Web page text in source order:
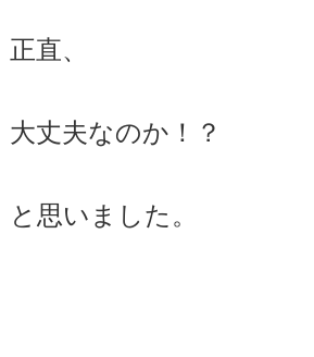
正直、
大丈夫なのか！？
と思いました。